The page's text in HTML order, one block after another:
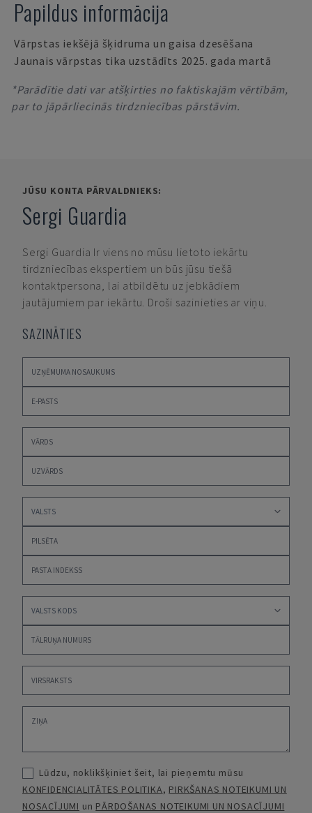
Papildus informācija
Vārpstas iekšējā šķidruma un gaisa dzesēšana
Jaunais vārpstas tika uzstādīts 2025. gada martā
*Parādītie dati var atšķirties no faktiskajām vērtībām,
par to jāpārliecinās tirdzniecības pārstāvim.
JŪSU KONTA PĀRVALDNIEKS:
Sergi Guardia
Sergi Guardia Ir viens no mūsu lietoto iekārtu
tirdzniecības ekspertiem un būs jūsu tiešā
kontaktpersona, lai atbildētu uz jebkādiem
jautājumiem par iekārtu. Droši sazinieties ar viņu.
SAZINĀTIES
Lūdzu, noklikšķiniet šeit, lai pieņemtu mūsu
KONFIDENCIALITĀTES POLITIKA, PIRKŠANAS NOTEIKUMI UN
NOSACĪJUMI un PĀRDOŠANAS NOTEIKUMI UN NOSACĪJUMI